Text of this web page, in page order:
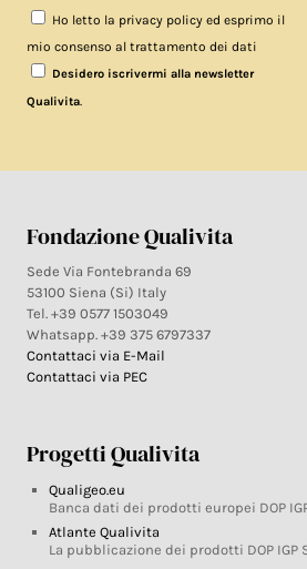
Ho letto la privacy policy ed esprimo il
mio consenso al trattamento dei dati
Desidero iscrivermi alla newsletter
Qualivita.
Fondazione Qualivita
Sede Via Fontebranda 69
53100 Siena (Si) Italy
Tel. +39 0577 1503049
Whatsapp. +39 375 6797337
Contattaci via E-Mail
Contattaci via PEC
Progetti Qualivita
Qualigeo.eu
Banca dati dei prodotti europei DOP
Atlante Qualivita
La pubblicazione dei prodotti DOP IGP